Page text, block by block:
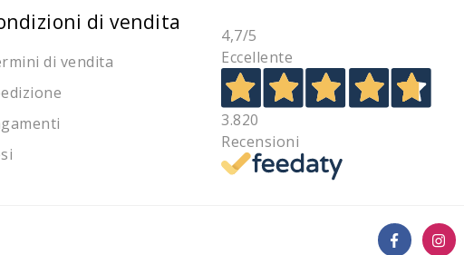
di vendita
di vendita
4,7/5
Eccellente
3.820
Recensioni